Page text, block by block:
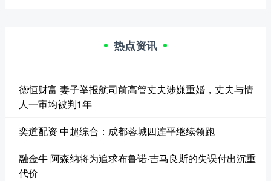
热点资讯
德恒财富 妻子举报航司前高管丈夫涉嫌重婚，丈夫与情
人一审均被判1年
奕道配资 中超综合：成都蓉城四连平继续领跑
融金牛 阿森纳将为追求布鲁诺·吉马良斯的失误付出沉重
代价